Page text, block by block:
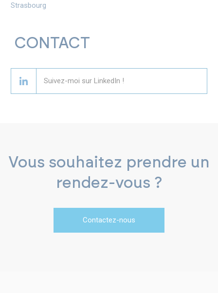
Strasbourg
CONTACT
Suivez-moi sur LinkedIn !
Vous souhaitez prendre un
rendez-vous ?
Contactez-nous